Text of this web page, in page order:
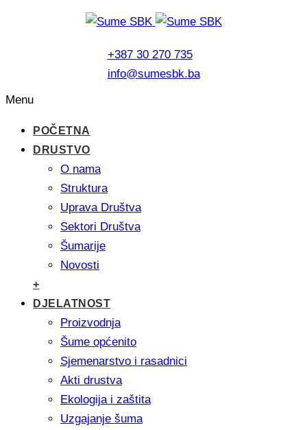
+387 30 270 735
info@sumesbk.ba
Menu
POČETNA
DRUSTVO
O nama
Struktura
Uprava Društva
Sektori Društva
Šumarije
Novosti
+
DJELATNOST
Proizvodnja
Šume općenito
Sjemenarstvo i rasadnici
Akti drustva
Ekologija i zaštita
Uzgajanje šuma